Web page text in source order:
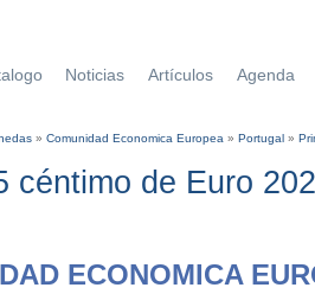
Noticias Artículos Agenda
» Comunidad Economica Europea » Portugal »
céntimo de Euro
ECONOMICA